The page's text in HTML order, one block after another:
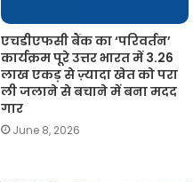
एचडीएफसी बैंक का ‘परिवर्तन’
कार्यक्रम पूरे उत्तर भारत में 3.26
लाख एकड़ से ज़्यादा खेत को परा
ली जलाने से बचाने में बना मदद
गार
June 8, 2026